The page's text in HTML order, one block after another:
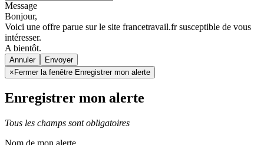
Message
Bonjour,
Voici une offre parue sur le site francetravail.fr susceptible de vous
intéresser.
A bientôt.
Annuler
× Fermer la fenêtre Enregistrer mon alerte
Enregistrer mon alerte
Tous les champs sont obligatoires